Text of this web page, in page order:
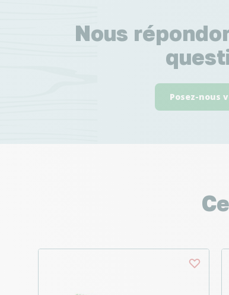
Nous
Posez-nous